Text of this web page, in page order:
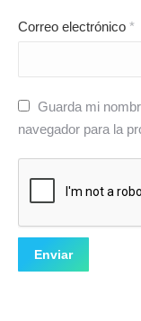
Correo electrónico *
Guarda mi
navegador para la